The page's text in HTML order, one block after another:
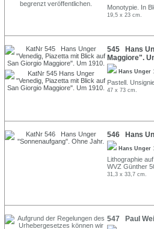
Monotypie. In
19,5 x 23 cm.
545 Hans
Maggiore".
Hans Unger
Pastell.
47 x 73 cm.
546 Hans
Hans Unger
Lithographie
WVZ Günther
31,3 x 33,7 cm.
547 Paul